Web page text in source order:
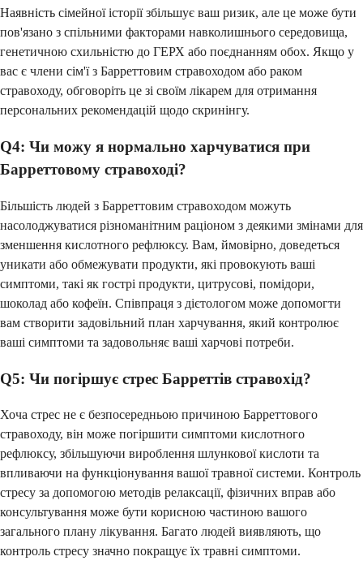
Наявність сімейної історії збільшує ваш ризик, але це може бути
пов'язано з спільними факторами навколишнього середовища,
генетичною схильністю до ГЕРХ або поєднанням обох. Якщо у
вас є члени сім'ї з Барреттовим стравоходом або раком
стравоходу, обговоріть це зі своїм лікарем для отримання
персональних рекомендацій щодо скринінгу.
Q4: Чи можу я нормально харчуватися при
Барреттовому стравоході?
Більшість людей з Барреттовим стравоходом можуть
насолоджуватися різноманітним раціоном з деякими змінами для
зменшення кислотного рефлюксу. Вам, ймовірно, доведеться
уникати або обмежувати продукти, які провокують ваші
симптоми, такі як гострі продукти, цитрусові, помідори,
шоколад або кофеїн. Співпраця з дієтологом може допомогти
вам створити задовільний план харчування, який контролює
ваші симптоми та задовольняє ваші харчові потреби.
Q5: Чи погіршує стрес Барреттів стравохід?
Хоча стрес не є безпосередньою причиною Барреттового
стравоходу, він може погіршити симптоми кислотного
рефлюксу, збільшуючи вироблення шлункової кислоти та
впливаючи на функціонування вашої травної системи. Контроль
стресу за допомогою методів релаксації, фізичних вправ або
консультування може бути корисною частиною вашого
загального плану лікування. Багато людей виявляють, що
контроль стресу значно покращує їх травні симптоми.